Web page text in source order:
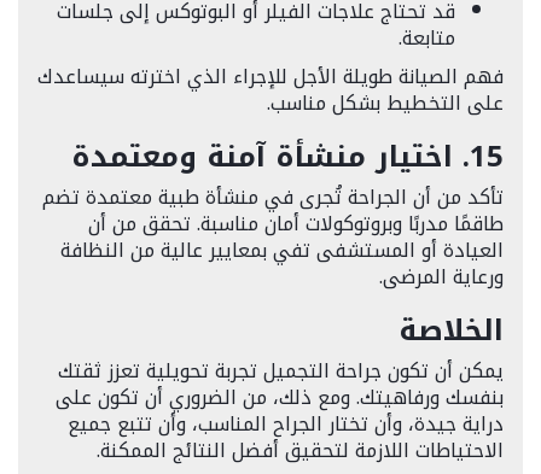
قد تحتاج علاجات الفيلر أو البوتوكس إلى جلسات
متابعة.
فهم الصيانة طويلة الأجل للإجراء الذي اخترته سيساعدك
على التخطيط بشكل مناسب.
15. اختيار منشأة آمنة ومعتمدة
تأكد من أن الجراحة تُجرى في منشأة طبية معتمدة تضم
طاقمًا مدربًا وبروتوكولات أمان مناسبة. تحقق من أن
العيادة أو المستشفى تفي بمعايير عالية من النظافة
ورعاية المرضى.
الخلاصة
يمكن أن تكون جراحة التجميل تجربة تحويلية تعزز ثقتك
بنفسك ورفاهيتك. ومع ذلك، من الضروري أن تكون على
دراية جيدة، وأن تختار الجراح المناسب، وأن تتبع جميع
الاحتياطات اللازمة لتحقيق أفضل النتائج الممكنة.